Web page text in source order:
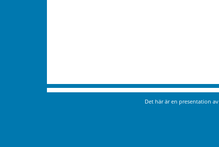
Det här är en presentation